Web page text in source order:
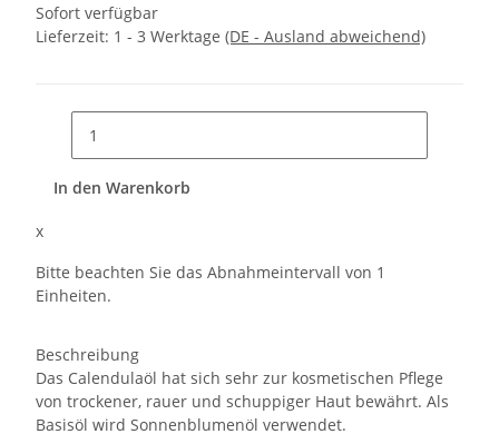
Sofort verfügbar
Lieferzeit: 1 - 3 Werktage (DE - Ausland abweichend)
In den Warenkorb
x
Bitte beachten Sie das Abnahmeintervall von 1
Einheiten.
Beschreibung
Das Calendulaöl hat sich sehr zur kosmetischen Pflege
von trockener, rauer und schuppiger Haut bewährt. Als
Basisöl wird Sonnenblumenöl verwendet.